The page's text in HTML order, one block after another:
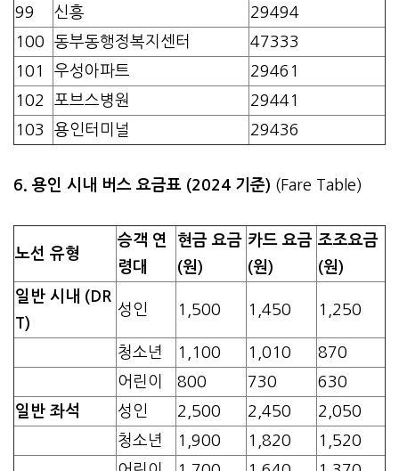
99
신흥
29494
100
동부동행정복지센터
47333
101
우성아파트
29461
102
포브스병원
29441
103
용인터미널 29436
6. 용인 시내 버스 요금표 (2024 기준) (Fare Table)
노선 유형
승객 연
령대
현금 요금
(원)
카드 요금
(원)
조조요금
(원)
일반 시내 (DR
T)
성인 1,500 1,450 1,250
청소년 1,100 1,010
870
어린이
800 730
630
일반 좌석
성인 2,500 2,450
2,050
청소년
1,900 1,820
1,520